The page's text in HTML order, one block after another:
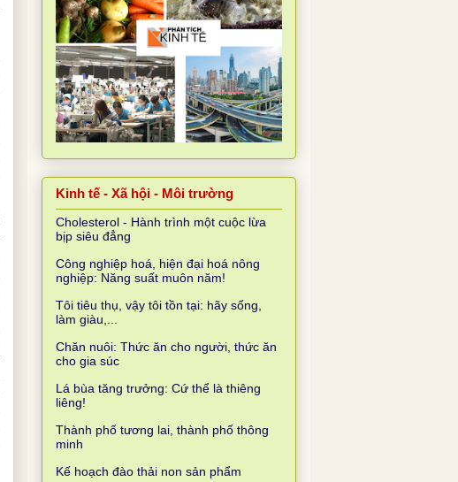
Kinh tế - Xã hội - Môi trường
Cholesterol - Hành trình một cuộc lừa
bịp siêu đẳng
Công nghiệp hoá, hiện đại hoá nông
nghiệp: Năng suất muôn năm!
Tôi tiêu thụ, vậy tôi tồn tại: hãy sống,
làm giàu,...
Chăn nuôi: Thức ăn cho người, thức ăn
cho gia súc
Lá bùa tăng trưởng: Cứ thể là thiêng
liêng!
Thành phố tương lai, thành phố thông
minh
Kế hoạch đào thải non sản phẩm